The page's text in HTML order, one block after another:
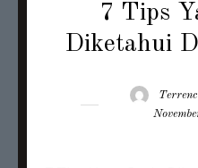
7 Tips
Diketahui
Author